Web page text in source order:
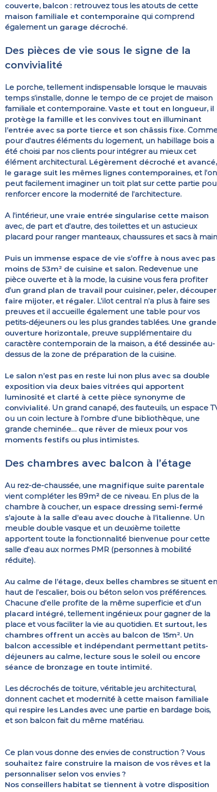
couverte, balcon : retrouvez tous les atouts de cette
maison familiale et contemporaine qui comprend
également un garage décroché.
Des pièces de vie sous le signe de la
convivialité
Le porche, tellement indispensable lorsque le mauvais
temps s’installe, donne le tempo de ce projet de maison
familiale et contemporaine. Vaste et tout en longueur, il
protège la famille et les convives tout en illuminant
l’entrée avec sa porte tierce et son châssis fixe.
pour d’autres éléments du logement, un habillage bois a
été choisi par nos clients pour intégrer au mieux cet
élément architectural. Légèrement décroché et avancé,
le garage suit les mêmes lignes contemporaines, et l’on
peut facilement imaginer un toit plat sur cette partie
renforcer encore la modernité de l’architecture.
A l’intérieur, une vraie entrée singularise cette maison
avec, de part et d’autre, des toilettes et un astucieux
placard pour ranger manteaux, chaussures et sacs à
Puis un immense espace de vie s’offre à nous avec pas
moins de 53m² de cuisine et salon. Redevenue une
pièce ouverte et à la mode, la cuisine vous fera profiter
d’un grand plan de travail pour cuisiner, peler,
faire mijoter, et régaler. L’ilot central n’a plus à faire ses
preuves et il accueille également une table pour vos
petits-déjeuners ou les plus grandes tablées. Une grande
ouverture horizontale, preuve supplémentaire du
caractère contemporain de la maison, a été dessinée au-
dessus de la zone de préparation de la cuisine.
Le salon n’est pas en reste lui non plus avec sa double
exposition via deux baies vitrées qui apportent
luminosité et clarté à cette pièce synonyme de
convivialité. Un grand canapé, des fauteuils, un espace
ou un coin lecture à l’ombre d’une bibliothèque, une
grande cheminée… que rêver de mieux pour vos
moments festifs ou plus intimistes.
Des chambres avec balcon à l’étage
Au rez-de-chaussée, une magnifique suite parentale
vient compléter les 89m² de ce niveau. En plus de la
chambre à coucher, un espace dressing semi-fermé
s’ajoute à la salle d’eau avec douche à l’italienne. Un
meuble double vasque et un deuxième toilette
apportent toute la fonctionnalité bienvenue pour cette
salle d’eau aux normes PMR (personnes à mobilité
réduite).
Au calme de l’étage, deux belles chambres se situent en
haut de l’escalier, bois ou béton selon vos préférences.
Chacune d’elle profite de la même superficie et d’un
placard intégré, tellement ingénieux pour gagner de la
place et vous faciliter la vie au quotidien. Et surtout, les
chambres offrent un accès au balcon de 15m². Un
balcon accessible et indépendant permettant petits-
déjeuners au calme, lecture sous le soleil ou encore
séance de bronzage en toute intimité.
Les décrochés de toiture, véritable jeu architectural,
donnent cachet et modernité à cette maison familiale
qui respire les Landes avec une partie en bardage bois,
et son balcon fait du même matériau.
Ce plan vous donne des envies de construction ? Vous
souhaitez faire construire la maison de vos rêves et la
personnaliser selon vos envies ?
Nos conseillers habitat se tiennent à votre disposition